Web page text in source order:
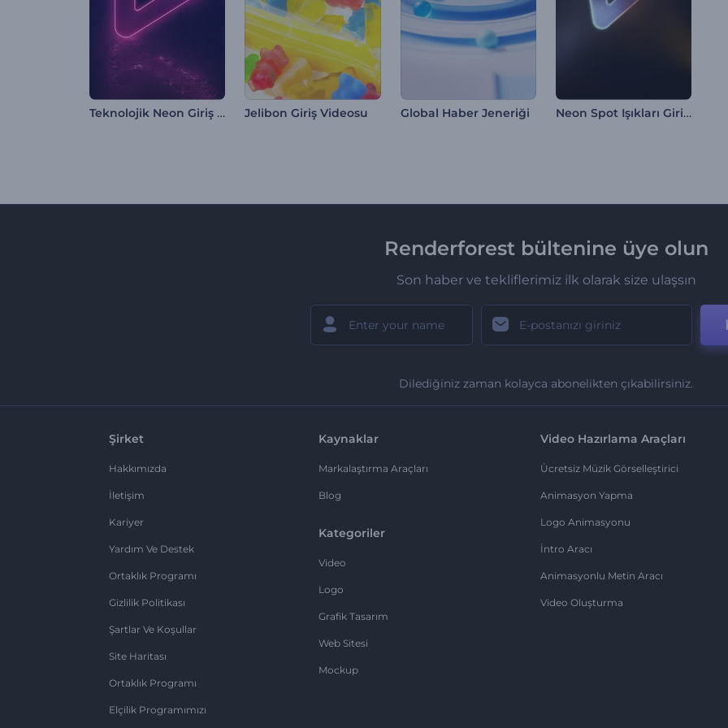
Teknolojik Neon Giriş Videosu Jelibon Giriş Videosu Global Haber Jeneriği Neon Spot Işıkları Giriş Videosu
Renderforest bültenine üye olun
Son haber ve tekliflerimiz ilk olarak size ulaşsın
Dilediğiniz zaman kolayca abonelikten çıkabilirsiniz.
Şirket
Hakkımızda
İletişim
Kariyer
Yardım Ve Destek
Ortaklık Programı
Gizlilik Politikası
Şartlar Ve Koşullar
Site Haritası
Ortaklık Programı
Elçilik Programımızı
Kaynaklar
Markalaştırma Araçları
Blog
Kategoriler
Video
Logo
Grafik Tasarım
Web Sitesi
Mockup
Video Hazırlama Araçları
Ücretsiz Müzik Görselleştirici
Animasyon Yapma
Logo Animasyonu
İntro Aracı
Animasyonlu Metin Aracı
Video Oluşturma